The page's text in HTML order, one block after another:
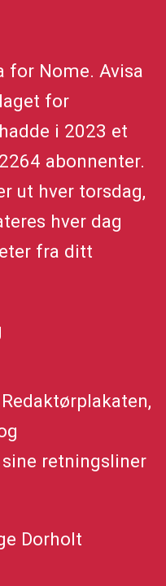
for Nome. Avisa
for
i 2023 et
abonnenter.
ut hver torsdag,
hver dag
fra ditt
retningsliner
Dorholt